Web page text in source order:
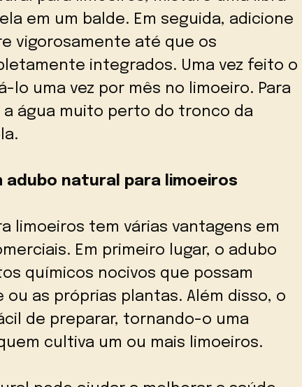
em um balde. Em seguida, adicione
vigorosamente até que os
integrados. Uma vez feito o
lo uma vez por mês no limoeiro. Para
água muito perto do tronco da
adubo natural para limoeiros
limoeiros tem várias vantagens em
Em primeiro lugar, o adubo
químicos nocivos que possam
as próprias plantas. Além disso, o
de preparar, tornando-o uma
cultiva um ou mais limoeiros.